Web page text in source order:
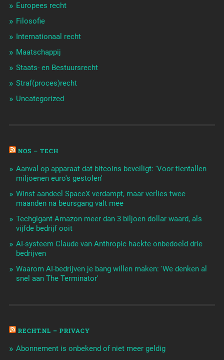
Europees recht
Filosofie
Internationaal recht
Maatschappij
Staats- en Bestuursrecht
Straf(proces)recht
Uncategorized
NOS – TECH
Aanval op apparaat dat bitcoins beveiligt: 'Voor tientallen
miljoenen euro's gestolen'
Winst aandeel SpaceX verdampt, maar verlies twee
maanden na beursgang valt mee
Techgigant Amazon meer dan 3 biljoen dollar waard, als
vijfde bedrijf ooit
AI-systeem Claude van Anthropic hackte onbedoeld drie
bedrijven
Waarom AI-bedrijven je bang willen maken: 'We denken al
snel aan The Terminator'
RECHT.NL – PRIVACY
Abonnement is onbekend of niet meer geldig